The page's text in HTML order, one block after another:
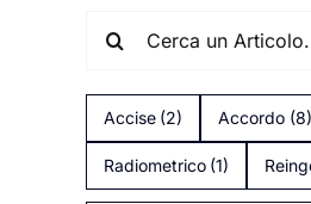
Accise (2) Accordo (8)
Radiometrico (1)